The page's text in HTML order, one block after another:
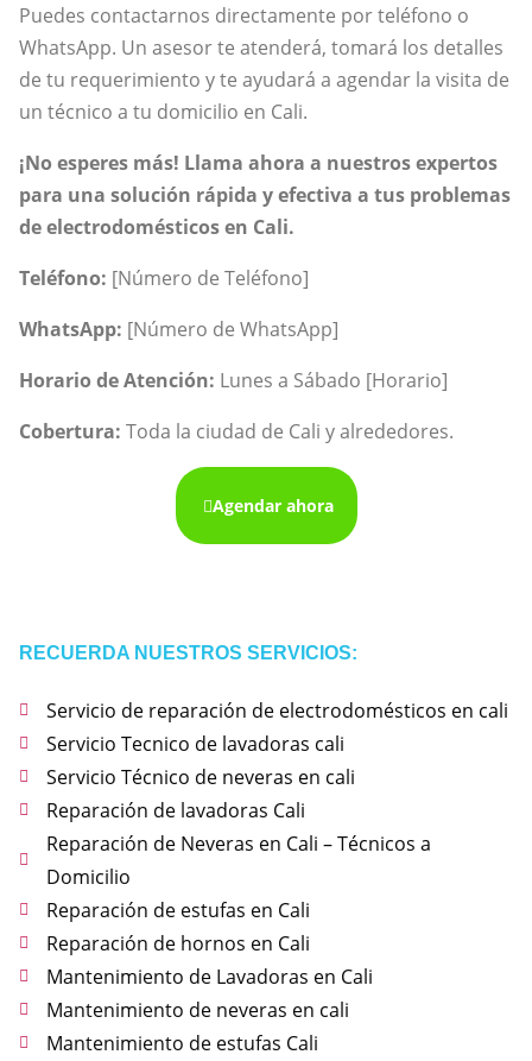
Puedes contactarnos directamente por teléfono o
WhatsApp. Un asesor te atenderá, tomará los detalles
de tu requerimiento y te ayudará a agendar la visita de
un técnico a tu domicilio en Cali.
¡No esperes más! Llama ahora a nuestros expertos
para una solución rápida y efectiva a tus problemas
de electrodomésticos en Cali.
Teléfono: [Número de Teléfono]
WhatsApp: [Número de WhatsApp]
Horario de Atención: Lunes a Sábado [Horario]
Cobertura: Toda la ciudad de Cali y alrededores.
Agendar ahora
RECUERDA NUESTROS SERVICIOS:
Servicio de reparación de electrodomésticos en cali
Servicio Tecnico de lavadoras cali
Servicio Técnico de neveras en cali
Reparación de lavadoras Cali
Reparación de Neveras en Cali – Técnicos a
Domicilio
Reparación de estufas en Cali
Reparación de hornos en Cali
Mantenimiento de Lavadoras en Cali
Mantenimiento de neveras en cali
Mantenimiento de estufas Cali